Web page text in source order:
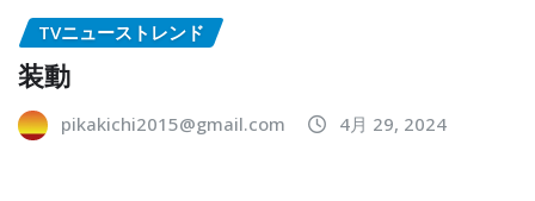
TVニューストレンド
装動
pikakichi2015@gmail.com 4月 29, 2024